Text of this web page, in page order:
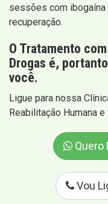
sessões com
recuperação.
O Tratamento
Drogas é,
você.
Ligue para nossa
Reabilitação Humana
Quero
Vou